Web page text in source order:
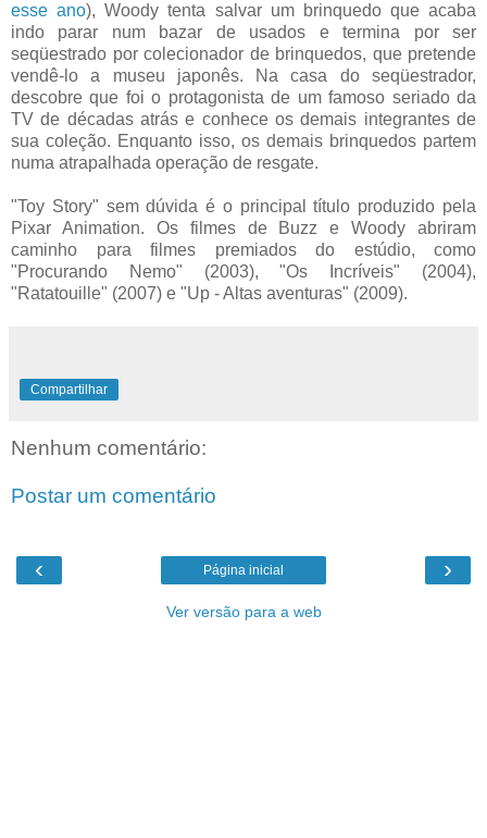
esse ano), Woody tenta salvar um brinquedo que acaba
indo parar num bazar de usados e termina por ser
seqüestrado por colecionador de brinquedos, que pretende
vendê-lo a museu japonês. Na casa do seqüestrador,
descobre que foi o protagonista de um famoso seriado da
TV de décadas atrás e conhece os demais integrantes de
sua coleção. Enquanto isso, os demais brinquedos partem
numa atrapalhada operação de resgate.
"Toy Story" sem dúvida é o principal título produzido pela
Pixar Animation. Os filmes de Buzz e Woody abriram
caminho para filmes premiados do estúdio, como
"Procurando Nemo" (2003), "Os Incríveis" (2004),
"Ratatouille" (2007) e "Up - Altas aventuras" (2009).
Compartilhar
Nenhum comentário:
Postar um comentário
‹ ›
Página inicial
Ver versão para a web